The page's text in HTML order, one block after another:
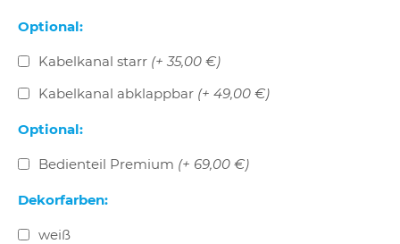
Optional:
Kabelkanal starr (+ 35,00 €)
Kabelkanal abklappbar (+ 49,00 €)
Optional:
Bedienteil Premium (+ 69,00 €)
Dekorfarben:
weiß